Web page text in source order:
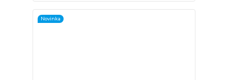
Novinka